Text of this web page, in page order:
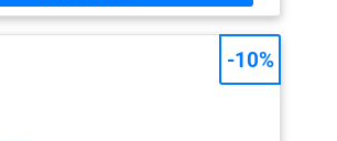
en limitant la diffusion des mauvaises
: Avec ses dimensions de 80 x 50 x
litière pour chat convient à la plupart
litière. Son ouverture de 20 cm de large
-10%